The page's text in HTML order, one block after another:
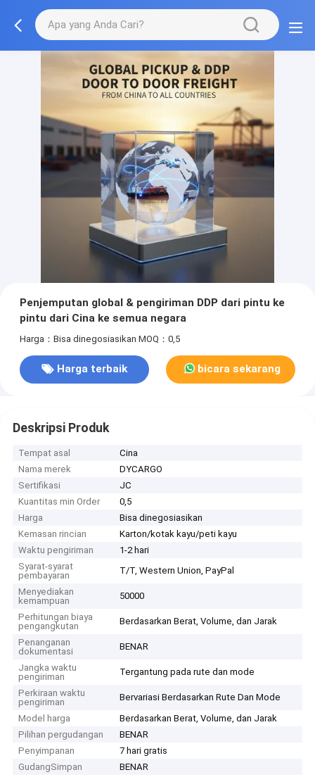
Penjemputan global & pengiriman DDP dari pintu ke
pintu dari Cina ke semua negara
Harga：Bisa dinegosiasikan MOQ：0,5
Harga terbaik bicara sekarang
Deskripsi Produk
Tempat asal
Cina
Nama merek
DYCARGO
Sertifikasi
JC
Kuantitas min Order
0,5
Harga
Bisa dinegosiasikan
Kemasan rincian
Karton/kotak kayu/peti kayu
Waktu pengiriman
1-2 hari
Syarat-syarat
pembayaran
T/T, Western Union, PayPal
Menyediakan
kemampuan
50000
Perhitungan biaya
pengangkutan
Berdasarkan Berat, Volume, dan Jarak
Penanganan
dokumentasi
BENAR
Jangka waktu
pengiriman
Tergantung pada rute dan mode
Perkiraan waktu
pengiriman
Bervariasi Berdasarkan Rute Dan Mode
Model harga
Berdasarkan Berat, Volume, dan Jarak
Pilihan pergudangan
BENAR
Penyimpanan
7 hari gratis
GudangSimpan
BENAR